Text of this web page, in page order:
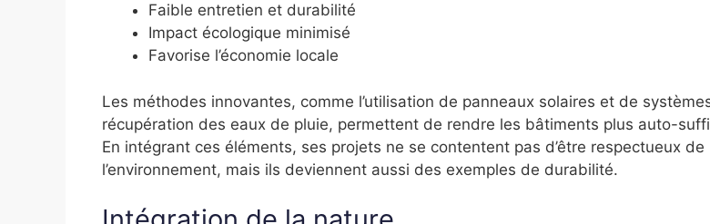
Faible entretien et durabilité
Impact écologique minimisé
Favorise l’économie locale
Les méthodes innovantes, comme l’utilisation de panneaux solaires et de
récupération des eaux de pluie, permettent de rendre les bâtiments plus auto-
En intégrant ces éléments, ses projets ne se contentent pas d’être respectueux de
l’environnement, mais ils deviennent aussi des exemples de durabilité.